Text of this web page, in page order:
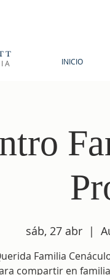
INICIO
sáb, 27 abr
  |
Familia
compartir en